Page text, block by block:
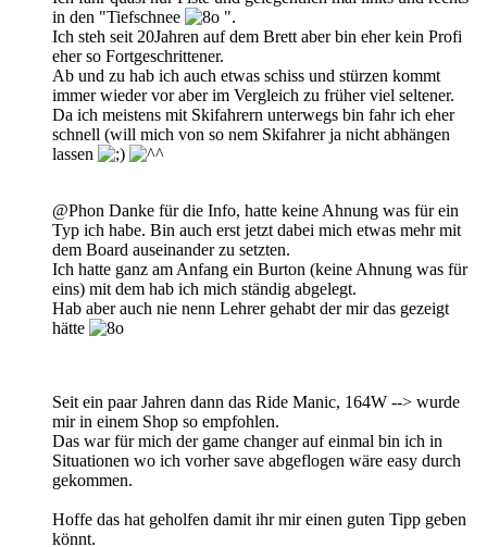
in den "Tiefschnee
".
Ich steh seit 20Jahren auf dem Brett aber bin eher kein Profi
eher so Fortgeschrittener.
Ab und zu hab ich auch etwas schiss und stürzen kommt
immer wieder vor aber im Vergleich zu früher viel seltener.
Da ich meistens mit Skifahrern unterwegs bin fahr ich eher
schnell (will mich von so nem Skifahrer ja nicht abhängen
lassen
@Phon Danke für die Info, hatte keine Ahnung was für ein
Typ ich habe. Bin auch erst jetzt dabei mich etwas mehr mit
dem Board auseinander zu setzten.
Ich hatte ganz am Anfang ein Burton (keine Ahnung was für
eins) mit dem hab ich mich ständig abgelegt.
Hab aber auch nie nenn Lehrer gehabt der mir das gezeigt
hätte
Seit ein paar Jahren dann das Ride Manic, 164W --> wurde
mir in einem Shop so empfohlen.
Das war für mich der game changer auf einmal bin ich in
Situationen wo ich vorher save abgeflogen wäre easy durch
gekommen.
Hoffe das hat geholfen damit ihr mir einen guten Tipp geben
könnt.